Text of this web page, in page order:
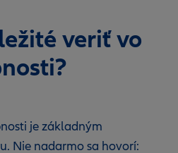
veriť vo
je základným
Nie nadarmo sa hovorí: